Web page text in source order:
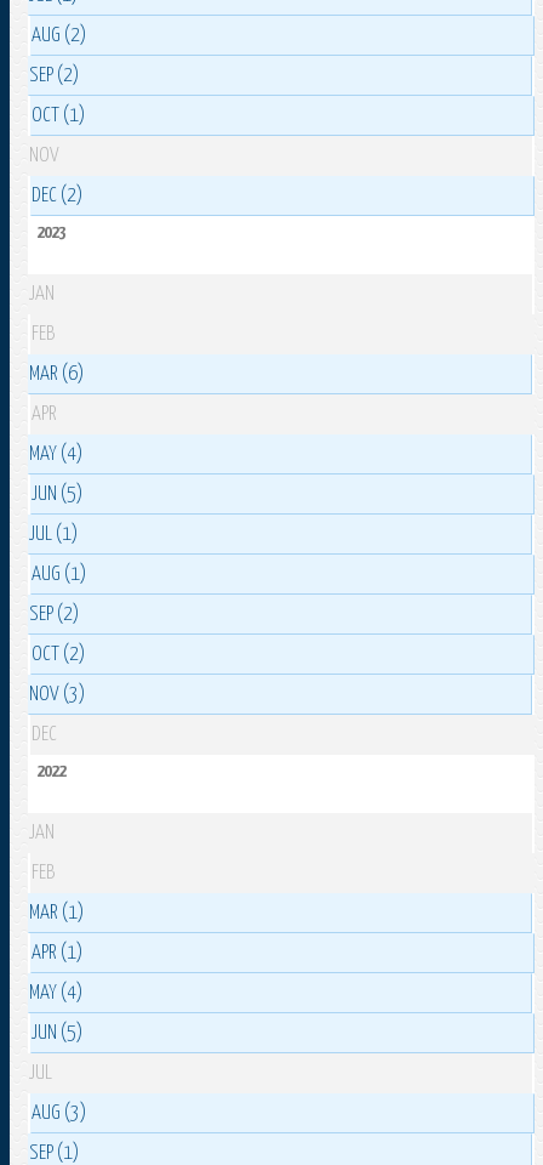
AUG (2)
SEP (2)
OCT (1)
NOV
DEC (2)
2023
JAN
FEB
MAR (6)
APR
MAY (4)
JUN (5)
JUL (1)
AUG (1)
SEP (2)
OCT (2)
NOV (3)
DEC
2022
JAN
FEB
MAR (1)
APR (1)
MAY (4)
JUN (5)
JUL
AUG (3)
SEP (1)